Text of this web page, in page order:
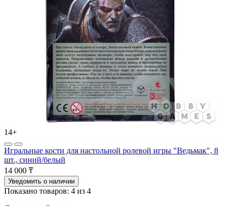
14+
Игральные кости для настольной ролевой игры "Ведьмак", 8
шт., синий/белый
14 000 ₸
Уведомить о наличии
Показано товаров: 4 из 4